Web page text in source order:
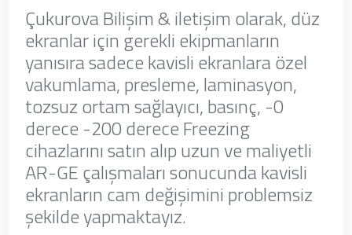
Çukurova Bilişim & iletişim olarak, düz
ekranlar için gerekli ekipmanların
yanısıra sadece kavisli ekranlara özel
vakumlama, presleme, laminasyon,
tozsuz ortam sağlayıcı, basınç, -0
derece -200 derece Freezing
cihazlarını satın alıp uzun ve maliyetli
AR-GE çalışmaları sonucunda kavisli
ekranların cam değişimini problemsiz
şekilde yapmaktayız.